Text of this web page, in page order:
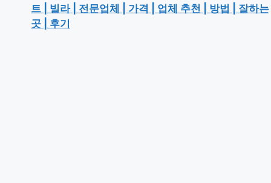
트 | 빌라 | 전문업체 | 가격 | 업체 추천 | 방법 | 잘하는
곳 | 후기